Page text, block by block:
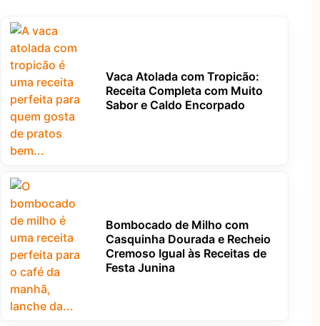
Vaca Atolada com Tropicão:
Receita Completa com Muito
Sabor e Caldo Encorpado
Bombocado de Milho com
Casquinha Dourada e Recheio
Cremoso Igual às Receitas de
Festa Junina